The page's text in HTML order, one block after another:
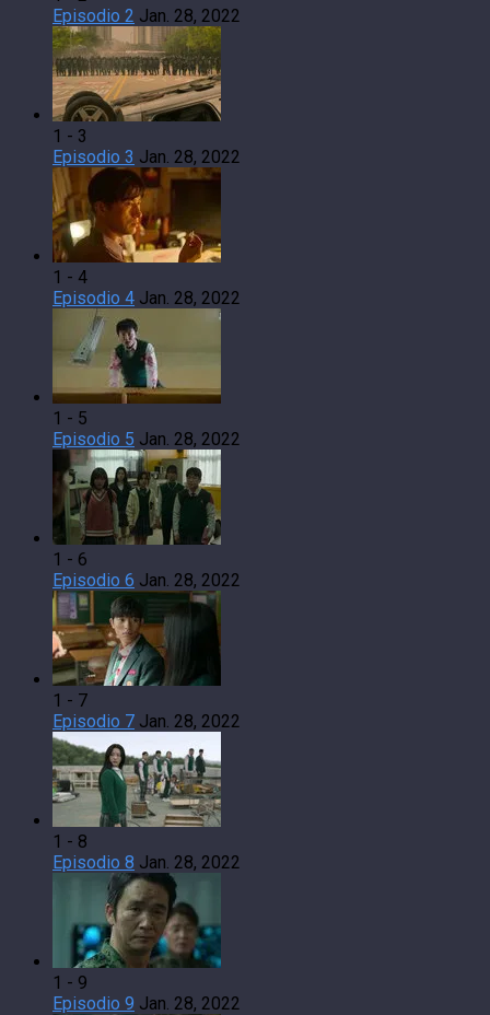
Episodio 2 Jan. 28, 2022
1 - 3
Episodio 3 Jan. 28, 2022
1 - 4
Episodio 4 Jan. 28, 2022
1 - 5
Episodio 5 Jan. 28, 2022
1 - 6
Episodio 6 Jan. 28, 2022
1 - 7
Episodio 7 Jan. 28, 2022
1 - 8
Episodio 8 Jan. 28, 2022
1 - 9
Episodio 9 Jan. 28, 2022